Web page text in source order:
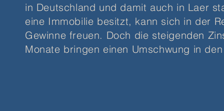
in Deutschland und damit auch in Laer
eine Immobilie besitzt, kann sich in der
Gewinne freuen. Doch die steigenden
Monate bringen einen Umschwung in